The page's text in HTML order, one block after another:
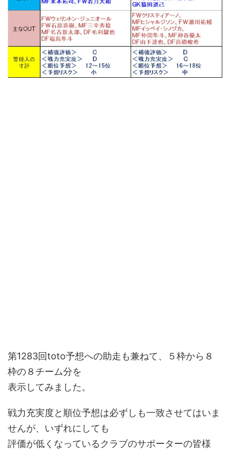
第1283回toto予想への助走も兼ねて、５枠から８
枠の８チーム分を
表示してみました。
戦力充実度と順位予想は必ずしも一致させてはいま
せんが、いずれにしても
評価が低くなっているクラブのサポーターの皆様